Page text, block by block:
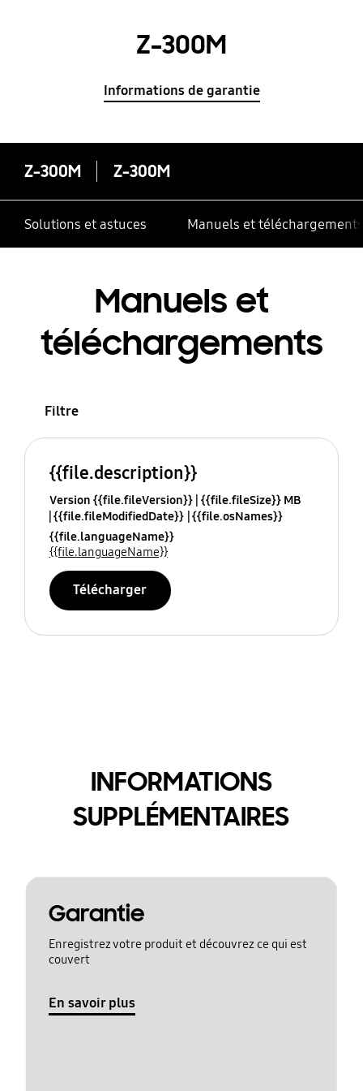
Z-300M
Informations de garantie
Z-300M Z-300M
Solutions et astuces Manuels et téléchargements
Manuels et
téléchargements
Filtre
{{file.description}}
Version {{file.fileVersion}} {{file.fileSize}} MB
{{file.fileModifiedDate}} {{file.osNames}}
{{file.languageName}}
{{file.languageName}}
Télécharger
INFORMATIONS
SUPPLÉMENTAIRES
Garantie
Enregistrez votre produit et découvrez ce qui est
couvert
En savoir plus